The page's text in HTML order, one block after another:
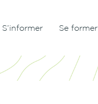
S’informer Se former